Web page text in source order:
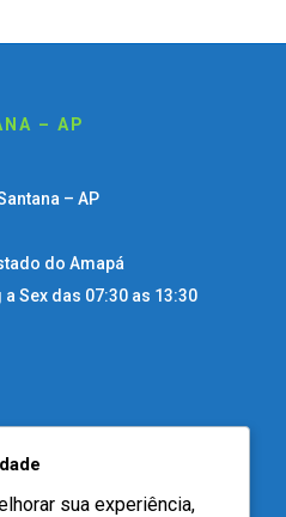
– AP
– AP
do Amapá
Sex das 07:30 as 13:30
sua experiência,